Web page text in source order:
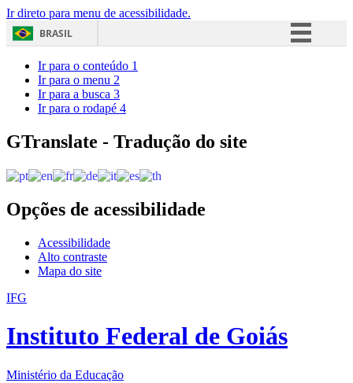
Ir direto para menu de acessibilidade.
BRASIL
Acesso à informação
Ir para o conteúdo 1
Ir para o menu 2
Ir para a busca 3
Ir para o rodapé 4
GTranslate - Tradução do site
Opções de acessibilidade
Acessibilidade
Alto contraste
Mapa do site
IFG
Instituto Federal de Goiás
Ministério da Educação